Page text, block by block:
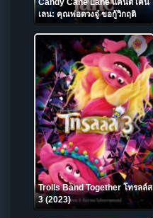
Candy Cane Lane แคนดี้ เคน
เลน: คุณพ่อดวงจู๋ ขอกู้วิกฤติ
คริสต์มาส (2023)
Trolls Band Together โทรลล์ส
3 (2023)